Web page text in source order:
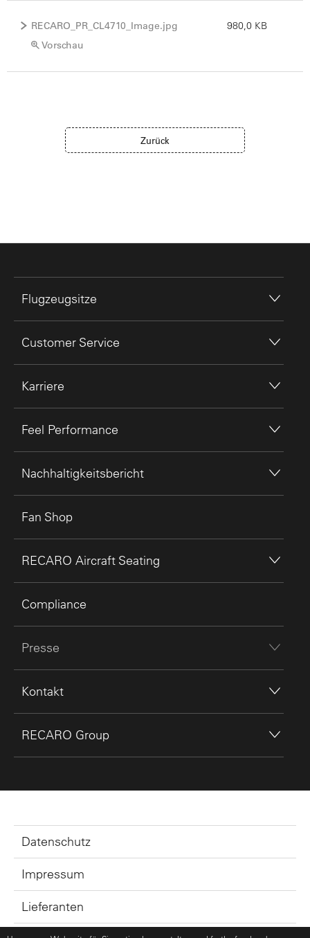
RECARO_PR_CL4710_Image.jpg
Vorschau
980,0 KB
Zurück
Flugzeugsitze
Customer Service
Karriere
Feel Performance
Nachhaltigkeitsbericht
Fan Shop
RECARO Aircraft Seating
Compliance
Presse
Kontakt
RECARO Group
Datenschutz
Impressum
Lieferanten